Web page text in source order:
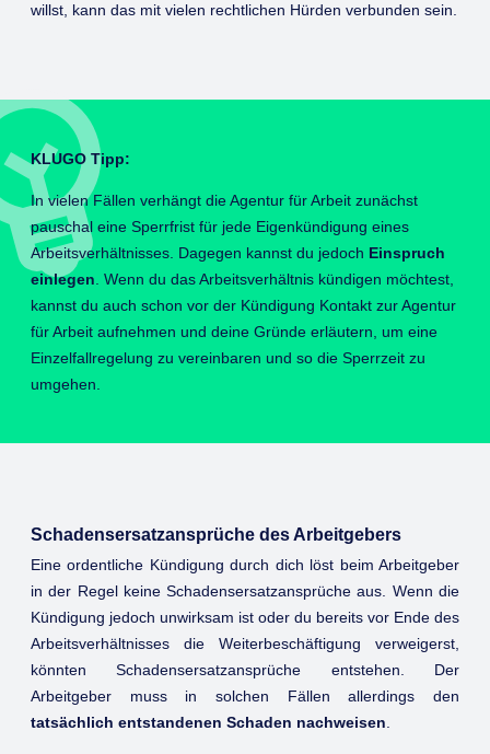
willst, kann das mit vielen rechtlichen Hürden verbunden sein.
KLUGO Tipp:
In vielen Fällen verhängt die Agentur für Arbeit zunächst
pauschal eine Sperrfrist für jede Eigenkündigung eines
Arbeitsverhältnisses. Dagegen kannst du jedoch Einspruch
einlegen . Wenn du das Arbeitsverhältnis kündigen möchtest,
kannst du auch schon vor der Kündigung Kontakt zur Agentur
für Arbeit aufnehmen und deine Gründe erläutern, um eine
Einzelfallregelung zu vereinbaren und so die Sperrzeit zu
umgehen.
Schadensersatzansprüche des Arbeitgebers
Eine ordentliche Kündigung durch dich löst beim Arbeitgeber
in der Regel keine Schadensersatzansprüche aus. Wenn die
Kündigung jedoch unwirksam ist oder du bereits vor Ende des
Arbeitsverhältnisses die Weiterbeschäftigung verweigerst,
könnten Schadensersatzansprüche entstehen. Der
Arbeitgeber muss in solchen Fällen allerdings den
tatsächlich entstandenen Schaden nachweisen